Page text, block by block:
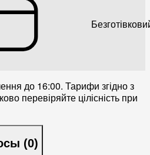
до 16:00. Тарифи згідно з
перевіряйте цілісність при
(0)